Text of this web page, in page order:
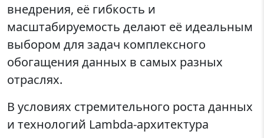
внедрения, её гибкость и
масштабируемость делают её идеальным
выбором для задач комплексного
обогащения данных в самых разных
отраслях.
В условиях стремительного роста данных
и технологий Lambda-архитектура